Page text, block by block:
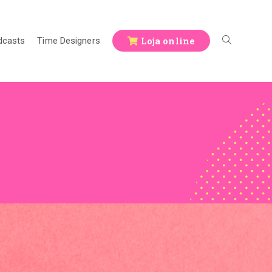
Time Designers Loja online